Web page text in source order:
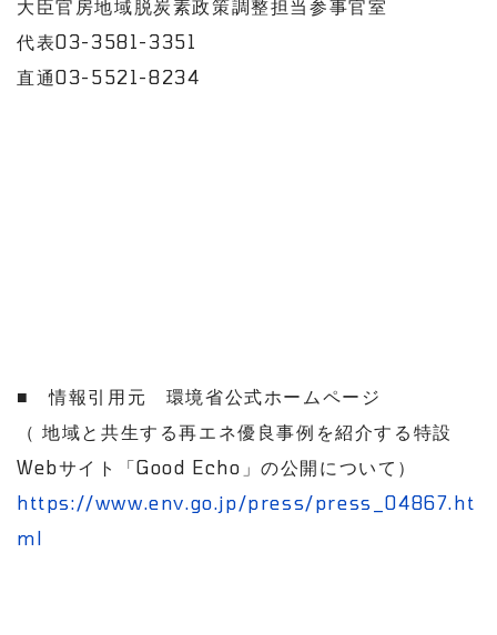
大臣官房地域脱炭素政策調整担当参事官室
代表03-3581-3351
直通03-5521-8234
■ 情報引用元 環境省公式ホームページ
（ 地域と共生する再エネ優良事例を紹介する特設
Webサイト「Good Echo」の公開について）
https://www.env.go.jp/press/press_04867.ht
ml